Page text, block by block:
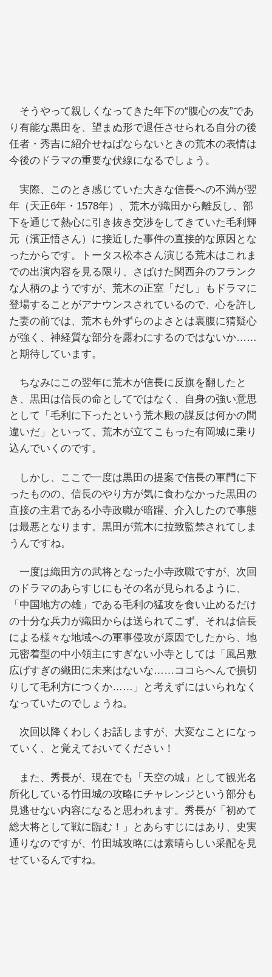
そうやって親しくなってきた年下の“腹心の友”であ
り有能な黒田を、望まぬ形で退任させられる自分の後
任者・秀吉に紹介せねばならないときの荒木の表情は
今後のドラマの重要な伏線になるでしょう。
実際、このとき感じていた大きな信長への不満が翌
年（天正6年・1578年）、荒木が織田から離反し、部
下を通じて熱心に引き抜き交渉をしてきていた毛利輝
元（濱正悟さん）に接近した事件の直接的な原因とな
ったからです。トータス松本さん演じる荒木はこれま
での出演内容を見る限り、さばけた関西弁のフランク
な人柄のようですが、荒木の正室「だし」もドラマに
登場することがアナウンスされているので、心を許し
た妻の前では、荒木も外ずらのよさとは裏腹に猜疑心
が強く、神経質な部分を露わにするのではないか……
と期待しています。
ちなみにこの翌年に荒木が信長に反旗を翻したと
き、黒田は信長の命としてではなく、自身の強い意思
として「毛利に下ったという荒木殿の謀反は何かの間
違いだ」といって、荒木が立てこもった有岡城に乗り
込んでいくのです。
しかし、ここで一度は黒田の提案で信長の軍門に下
ったものの、信長のやり方が気に食わなかった黒田の
直接の主君である小寺政職が暗躍、介入したので事態
は最悪となります。黒田が荒木に拉致監禁されてしま
うんですね。
一度は織田方の武将となった小寺政職ですが、次回
のドラマのあらすじにもその名が見られるように、
「中国地方の雄」である毛利の猛攻を食い止めるだけ
の十分な兵力が織田からは送られてこず、それは信長
による様々な地域への軍事侵攻が原因でしたから、地
元密着型の中小領主にすぎない小寺としては「風呂敷
広げすぎの織田に未来はないな……ココらへんで損切
りして毛利方につくか……」と考えずにはいられなく
なっていたのでしょうね。
次回以降くわしくお話しますが、大変なことになっ
ていく、と覚えておいてください！
また、秀長が、現在でも「天空の城」として観光名
所化している竹田城の攻略にチャレンジという部分も
見逃せない内容になると思われます。秀長が「初めて
総大将として戦に臨む！」とあらすじにはあり、史実
通りなのですが、竹田城攻略には素晴らしい采配を見
せているんですね。